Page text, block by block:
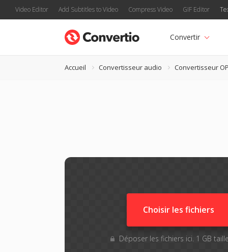
Video Editor Add Subtitles to Video Compress Video GIF Editor
Convertir
Accueil Convertisseur audio Convertisseur
Choisir les fichiers
Déposer les fichiers ici. 1 GB